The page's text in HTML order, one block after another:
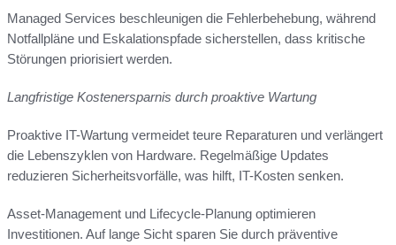
Managed Services beschleunigen die Fehlerbehebung, während
Notfallpläne und Eskalationspfade sicherstellen, dass kritische
Störungen priorisiert werden.
Langfristige Kostenersparnis durch proaktive Wartung
Proaktive IT-Wartung vermeidet teure Reparaturen und verlängert
die Lebenszyklen von Hardware. Regelmäßige Updates
reduzieren Sicherheitsvorfälle, was hilft, IT-Kosten senken.
Asset-Management und Lifecycle-Planung optimieren
Investitionen. Auf lange Sicht sparen Sie durch präventive